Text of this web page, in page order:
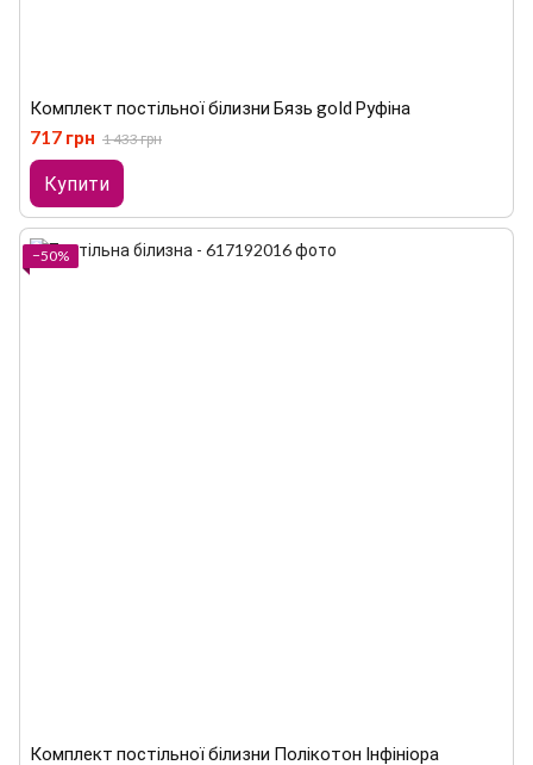
Комплект постільної білизни Бязь gold Руфіна
717 грн 1 433 грн
Купити
−50%
Комплект постільної білизни Полікотон Інфініора